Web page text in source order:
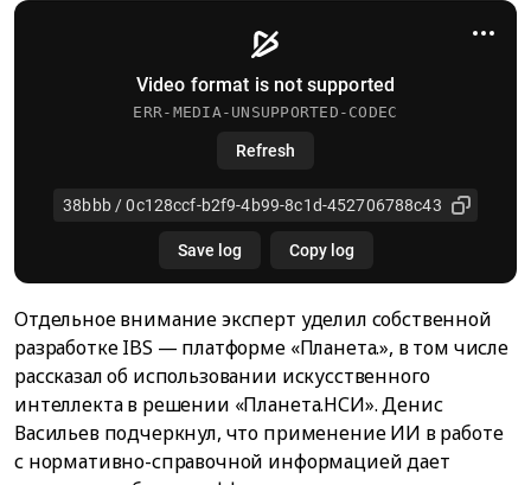
Отдельное внимание эксперт уделил собственной
разработке IBS — платформе «Планета.», в том числе
рассказал об использовании искусственного
интеллекта в решении «Планета.НСИ». Денис
Васильев подчеркнул, что применение ИИ в работе
с нормативно-справочной информацией дает